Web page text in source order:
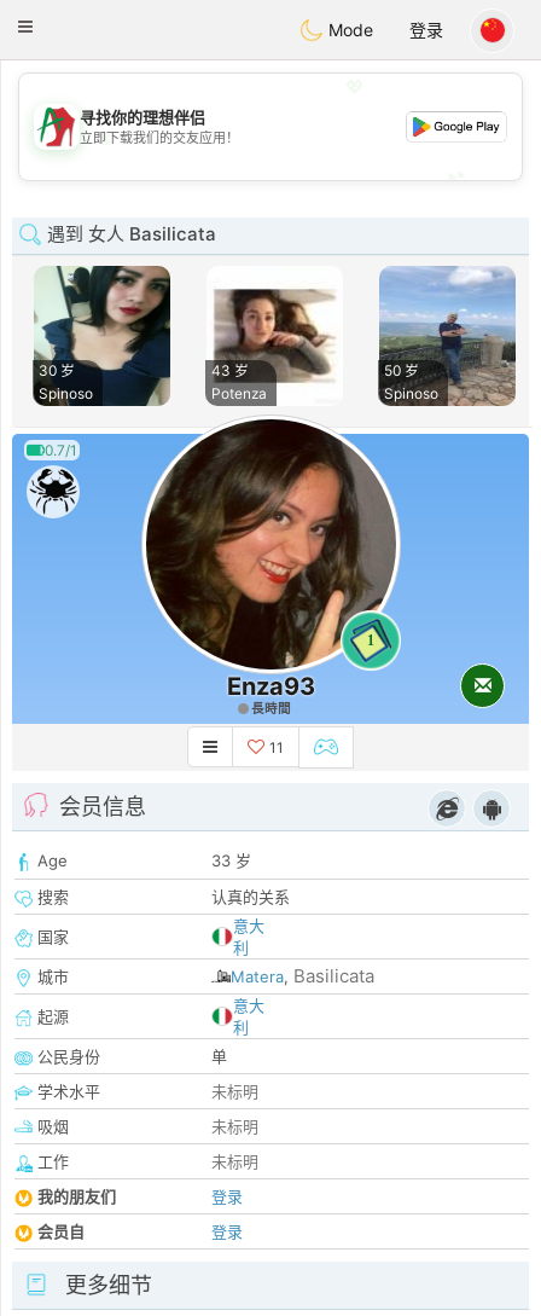
AmamiOra
Toggle
Mode 登录
💖
💕
寻找你的理想伴侣
立即下载我们的交友应用！
遇到 女人 Basilicata
30 岁
Spinoso
43 岁
Potenza
50 岁
Spinoso
0.7/1
1
Enza93
長時間
11
会员信息
Age
33 岁
搜索
认真的关系
国家
意大
利
城市
Matera, Basilicata
起源
意大
利
公民身份
单
学术水平
未标明
吸烟
未标明
工作
未标明
我的朋友们
登录
会员自
登录
更多细节